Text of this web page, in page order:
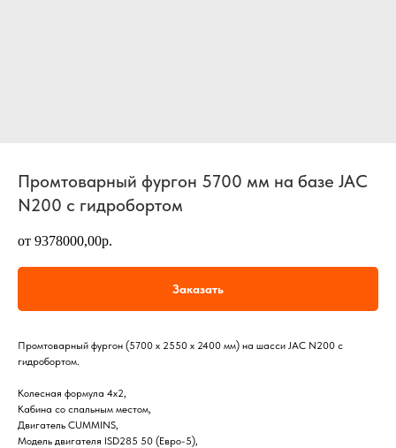
Промтоварный фургон 5700 мм на базе JAC
N200 с гидробортом
от 9378000,00р.
Заказать
Промтоварный фургон (5700 х 2550 х 2400 мм) на шасси JAC N200 с
гидробортом.
Колесная формула 4х2,
Кабина со спальным местом,
Двигатель CUMMINS,
Модель двигателя ISD285 50 (Евро-5),